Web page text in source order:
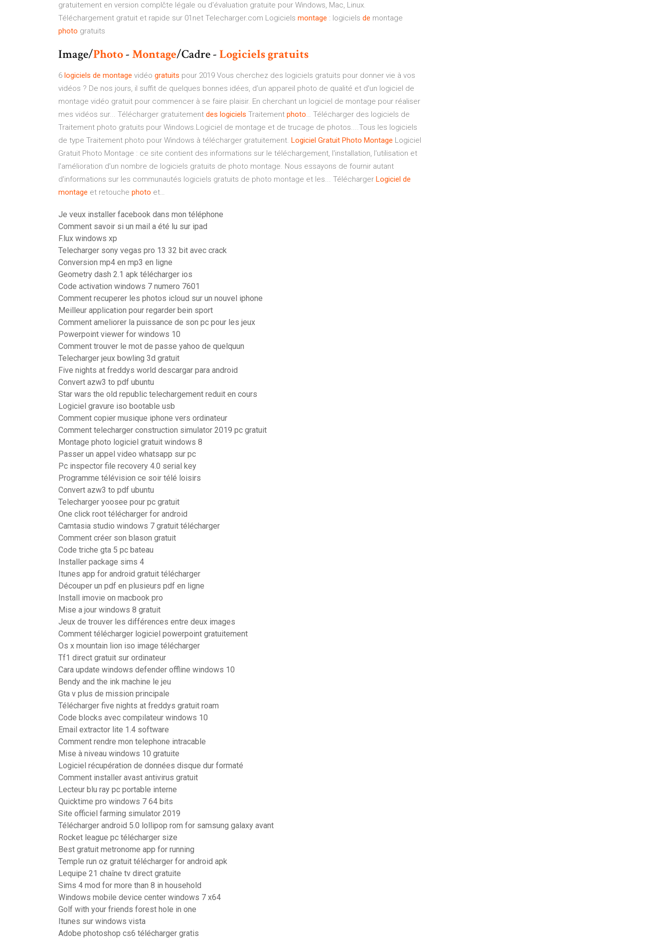
gratuitement en version complčte légale ou d'évaluation gratuite pour Windows, Mac, Linux.
Téléchargement gratuit et rapide sur 01net Telecharger.com Logiciels montage : logiciels de montage
photo gratuits
Image/Photo-Montage/Cadre -Logicielsgratuits
6 logiciels de montage vidéo gratuits pour 2019 Vous cherchez des logiciels gratuits pour donner vie à vos
vidéos ? De nos jours, il suffit de quelques bonnes idées, d’un appareil photo de qualité et d'un logiciel de
montage vidéo gratuit pour commencer à se faire plaisir. En cherchant un logiciel de montage pour réaliser
mes vidéos sur... Télécharger gratuitement des logiciels Traitement photo… Télécharger des logiciels de
Traitement photo gratuits pour Windows.Logiciel de montage et de trucage de photos....Tous les logiciels
de type Traitement photo pour Windows à télécharger gratuitement. Logiciel Gratuit Photo Montage Logiciel
Gratuit Photo Montage : ce site contient des informations sur le téléchargement, l'installation, l'utilisation et
l'amélioration d'un nombre de logiciels gratuits de photo montage. Nous essayons de fournir autant
d'informations sur les communautés logiciels gratuits de photo montage et les... Télécharger Logiciel de
montage et retouche photo et…
Je veux installer facebook dans mon téléphone
Comment savoir si un mail a été lu sur ipad
F.lux windows xp
Telecharger sony vegas pro 13 32 bit avec crack
Conversion mp4 en mp3 en ligne
Geometry dash 2.1 apk télécharger ios
Code activation windows 7 numero 7601
Comment recuperer les photos icloud sur un nouvel iphone
Meilleur application pour regarder bein sport
Comment ameliorer la puissance de son pc pour les jeux
Powerpoint viewer for windows 10
Comment trouver le mot de passe yahoo de quelquun
Telecharger jeux bowling 3d gratuit
Five nights at freddys world descargar para android
Convert azw3 to pdf ubuntu
Star wars the old republic telechargement reduit en cours
Logiciel gravure iso bootable usb
Comment copier musique iphone vers ordinateur
Comment telecharger construction simulator 2019 pc gratuit
Montage photo logiciel gratuit windows 8
Passer un appel video whatsapp sur pc
Pc inspector file recovery 4.0 serial key
Programme télévision ce soir télé loisirs
Convert azw3 to pdf ubuntu
Telecharger yoosee pour pc gratuit
One click root télécharger for android
Camtasia studio windows 7 gratuit télécharger
Comment créer son blason gratuit
Code triche gta 5 pc bateau
Installer package sims 4
Itunes app for android gratuit télécharger
Découper un pdf en plusieurs pdf en ligne
Install imovie on macbook pro
Mise a jour windows 8 gratuit
Jeux de trouver les différences entre deux images
Comment télécharger logiciel powerpoint gratuitement
Os x mountain lion iso image télécharger
Tf1 direct gratuit sur ordinateur
Cara update windows defender offline windows 10
Bendy and the ink machine le jeu
Gta v plus de mission principale
Télécharger five nights at freddys gratuit roam
Code blocks avec compilateur windows 10
Email extractor lite 1.4 software
Comment rendre mon telephone intracable
Mise à niveau windows 10 gratuite
Logiciel récupération de données disque dur formaté
Comment installer avast antivirus gratuit
Lecteur blu ray pc portable interne
Quicktime pro windows 7 64 bits
Site officiel farming simulator 2019
Télécharger android 5.0 lollipop rom for samsung galaxy avant
Rocket league pc télécharger size
Best gratuit metronome app for running
Temple run oz gratuit télécharger for android apk
Lequipe 21 chaîne tv direct gratuite
Sims 4 mod for more than 8 in household
Windows mobile device center windows 7 x64
Golf with your friends forest hole in one
Itunes sur windows vista
Adobe photoshop cs6 télécharger gratis